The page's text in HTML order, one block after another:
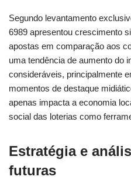
Segundo levantamento
6989 apresentou crescimento
apostas em comparação aos
uma tendência de aumento do
consideráveis, principalmente
momentos de destaque
apenas impacta a economia
social das loterias como
Estratégia e
futuras